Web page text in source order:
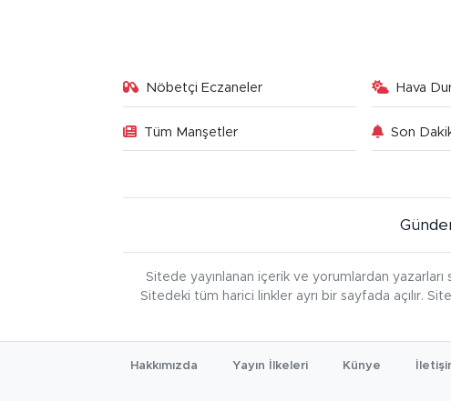
Nöbetçi Eczaneler Hava
Tüm Manşetler Son
Sitede yayınlanan içerik ve yorumlardan
Sitedeki tüm harici linkler ayrı bir sayfada açılır.
Hakkımızda Yayın İlkeleri Künye